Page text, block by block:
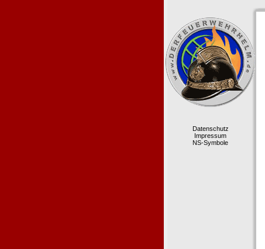
Datenschutz
Impressum
NS-Symbole